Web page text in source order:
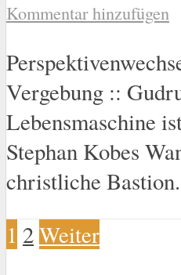
Kommentar hinzufügen
Vergebung ::
Lebensmaschine
Stephan Kobes
christliche
1 2Weiter